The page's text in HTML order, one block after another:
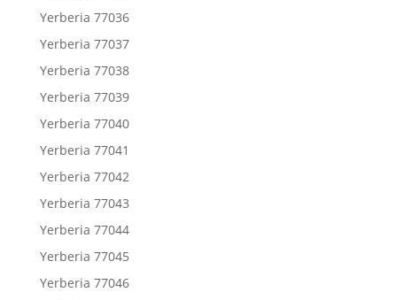
Yerberia 77036
Yerberia 77037
Yerberia 77038
Yerberia 77039
Yerberia 77040
Yerberia 77041
Yerberia 77042
Yerberia 77043
Yerberia 77044
Yerberia 77045
Yerberia 77046